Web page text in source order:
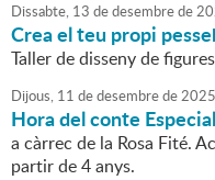
Dissabte, 13 dedesembrede
Crea el teu propi
Taller de disseny de
Dijous, 11 dedesembrede2025
Hora del conte
a càrrec de la Rosa Fité.
partir de 4 anys.